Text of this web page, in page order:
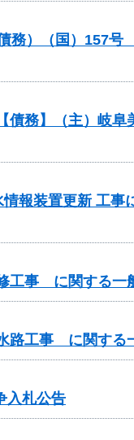
務）（国）157
債務】（主）岐
報装置更新 工事
工事 に関する一
路工事 に関する
入札公告